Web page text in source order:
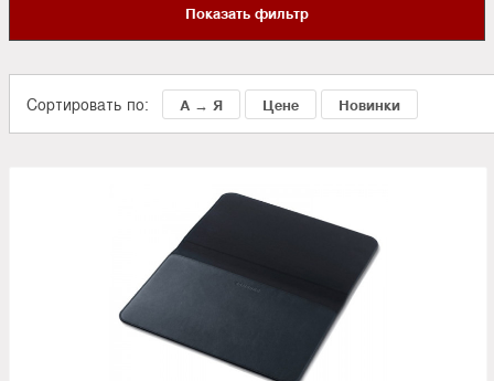
Показать фильтр
Сортировать по: А → Я Цене Новинки